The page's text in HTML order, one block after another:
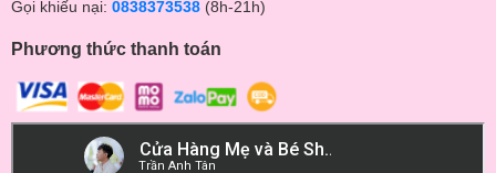
Gọi khiếu nại: 0838373538 (8h-21h)
Phương thức thanh toán